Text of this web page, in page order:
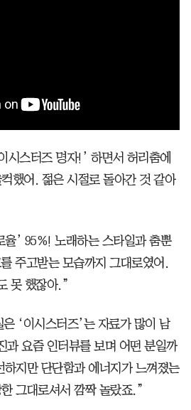
시스터즈 명자!’ 하면서 허리춤에
했어. 젊은 시절로 돌아간 것 같아
’ 95%! 노래하는 스타일과 춤뿐
주고받는 모습까지 그대로였어.
못 했잖아.”
‘이시스터즈’는 자료가 많이 남
과 요즘 인터뷰를 보며 어떤 분일까
지만 단단함과 에너지가 느껴졌는
그대로셔서 깜짝 놀랐죠.”